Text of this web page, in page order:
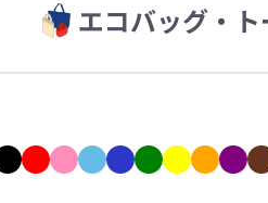
エコバッグ・